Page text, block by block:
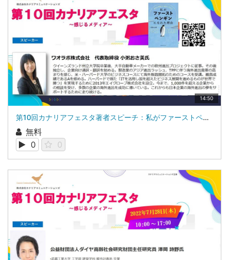
14:50
第10回カナリアフェスタ著者スピーチ：私がファーストペンギンになれた理由ワオラボ株式会社 代表取締役 小粥 おさ美氏
無料
0
0